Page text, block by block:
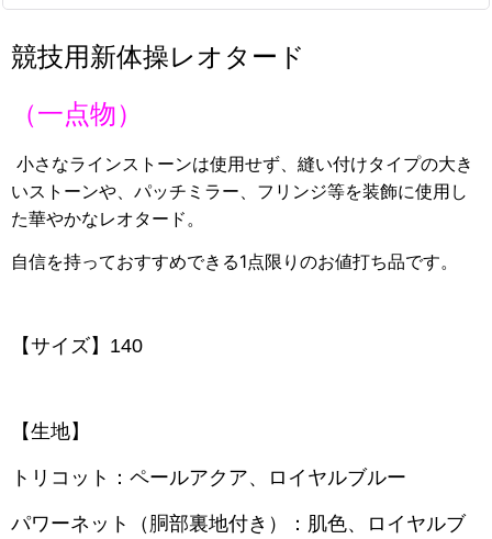
競技用新体操レオタード
（一点物）
小さなラインストーンは使用せず、縫い付けタイプの大き
いストーンや、パッチミラー、フリンジ等を装飾に使用し
た華やかなレオタード。
自信を持っておすすめできる1点限りのお値打ち品です。
【サイズ】140
【生地】
トリコット：ペールアクア、ロイヤルブルー
パワーネット（胴部裏地付き）：肌色、ロイヤルブ